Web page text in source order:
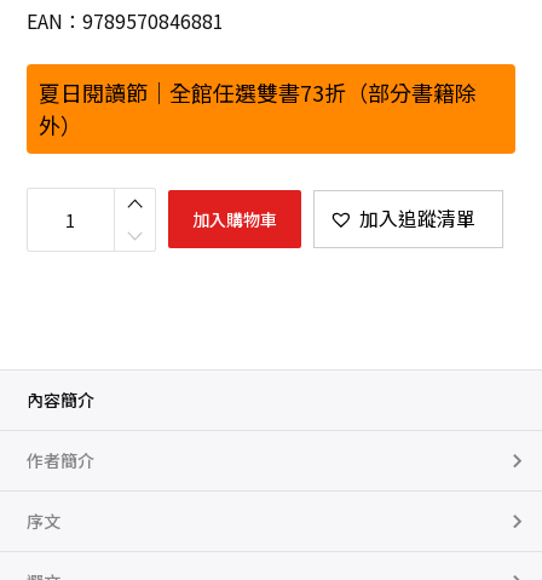
EAN：9789570846881
夏日閱讀節｜全館任選雙書73折（部分書籍除
外）
請
家
加入購物車 加入追蹤清單
內容簡介
作者簡介
序文